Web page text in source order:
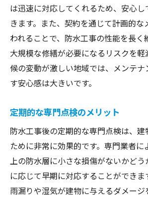
は迅速に対応してくれるため、安心
きます。また、契約を通じて計画的
われることで、防水工事の性能を長く
大規模な修繕が必要になるリスクを軽
候の変動が激しい地域では、メンテナ
す安心感は大きいです。
定期的な専門点検のメリット
防水工事後の定期的な専門点検は、
ために非常に効果的です。専門業者に
上の防水層に小さな損傷がないかど
に応じて早期に対応することができま
雨漏りや湿気が建物に与えるダメージ